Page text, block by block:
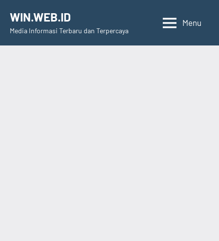
content
WIN.WEB.ID
Media Informasi Terbaru dan Terpercaya
Menu